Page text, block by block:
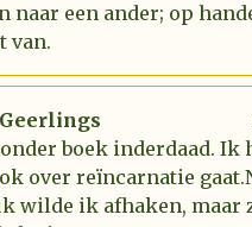
naar een ander; op
van.
boek inderdaad. Ik
over reïncarnatie
wilde ik afhaken, maar